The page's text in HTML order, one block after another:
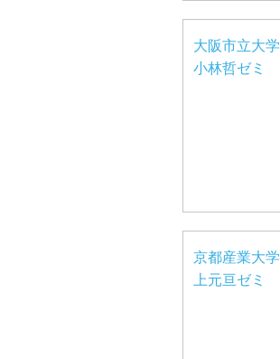
大阪市立大学
小林哲ゼミ
京都産業大学
上元亘ゼミ